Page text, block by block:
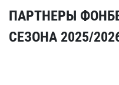
ПАРТНЕРЫ
СЕЗОНА 2025/